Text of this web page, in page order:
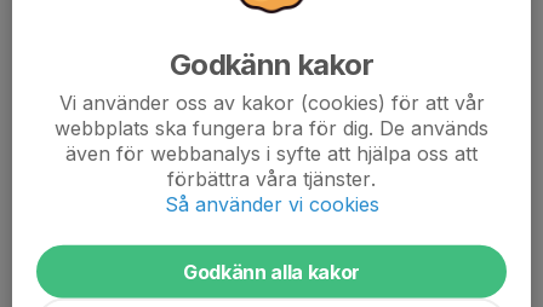
Torsdagar 18.00 fart-/tröskelpass och trail.
Berätta för ledaren att du är ny.
Du blir alltid upphämtad om tempot är för högt. Men för att
undvika att du hamnar i ”fel” grupp,läs gärna om våra olika pass
Alla fyllda 16 år är välkomna att delta, yngre i målsmans
sällskap.
Godkänn kakor
Vi använder oss av kakor (cookies) för att vår
webbplats ska fungera bra för dig. De används
även för webbanalys i syfte att hjälpa oss att
förbättra våra tjänster.
Så använder vi cookies
Godkänn alla kakor